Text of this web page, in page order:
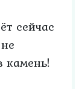
сейчас
камень!